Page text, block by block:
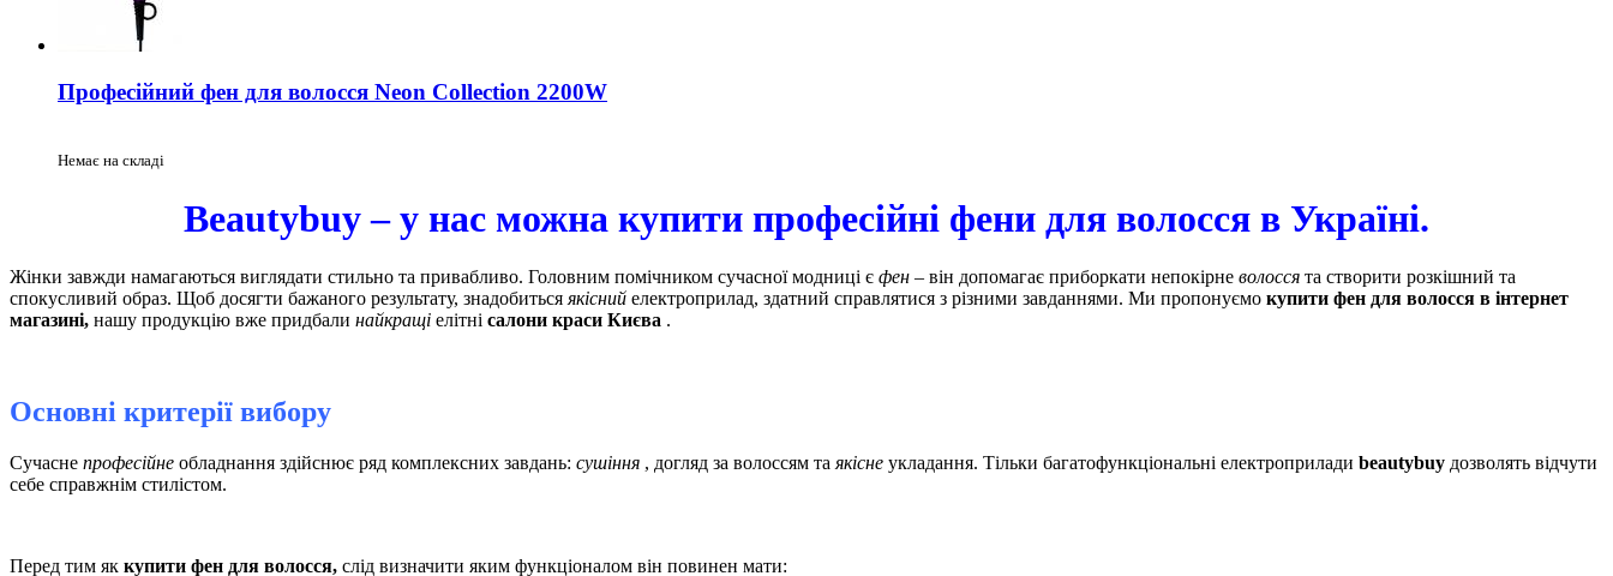
Професійний фен для волосся Neon Collection 2200W
Немає на складі
Beautybuy – у нас можна купити професійні фени для волосся в Україні.
Жінки завжди намагаються виглядати стильно та привабливо. Головним помічником сучасної модниці є фен – він допомагає приборкати непокірне волосся та створити розкішний та
спокусливий образ. Щоб досягти бажаного результату, знадобиться якісний електроприлад, здатний справлятися з різними завданнями. Ми пропонуємо купити фен для волосся в інтернет
магазині, нашу продукцію вже придбали найкращі елітні салони краси Києва .
Основні критерії вибору
Сучасне професійне обладнання здійснює ряд комплексних завдань: сушіння , догляд за волоссям та якісне укладання. Тільки багатофункціональні електроприлади beautybuy дозволять відчути
себе справжнім стилістом.
Перед тим як купити фен для волосся, слід визначити яким функціоналом він повинен мати: